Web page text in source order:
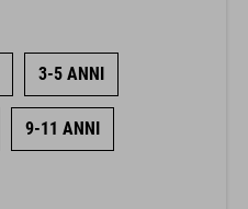
3-5 ANNI
9-11 ANNI